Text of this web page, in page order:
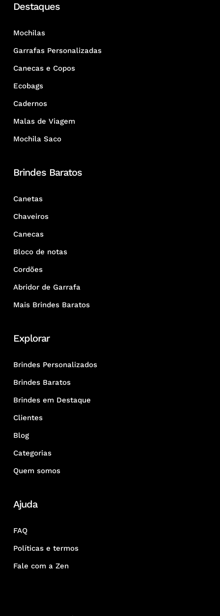
Destaques
Mochilas
Garrafas Personalizadas
Canecas e Copos
Ecobags
Cadernos
Malas de Viagem
Mochila Saco
Brindes Baratos
Canetas
Chaveiros
Canecas
Bloco de notas
Cordões
Abridor de Garrafa
Mais Brindes Baratos
Explorar
Brindes Personalizados
Brindes Baratos
Brindes em Destaque
Clientes
Blog
Categorias
Quem somos
Ajuda
FAQ
Políticas e termos
Fale com a Zen